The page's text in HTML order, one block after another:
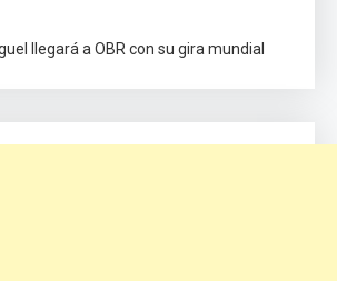
llegará a OBR con su gira mundial